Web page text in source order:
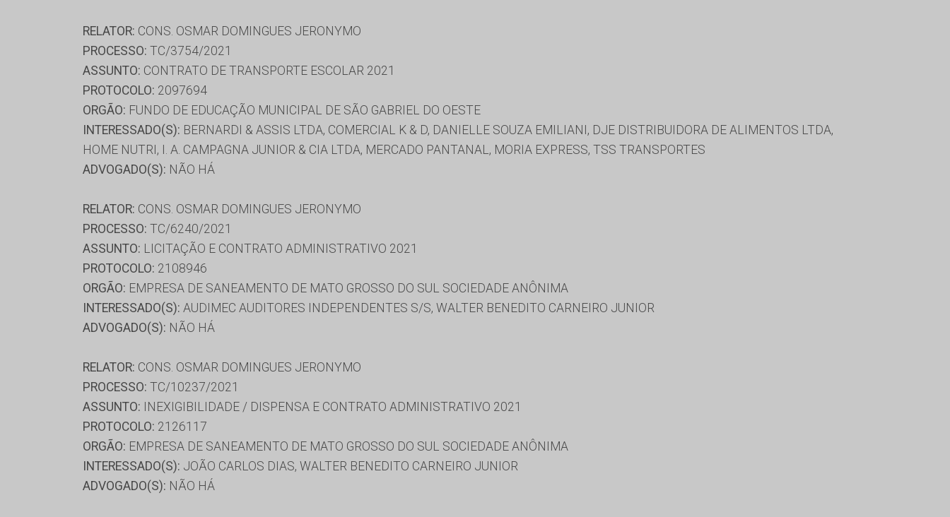
RELATOR: CONS. OSMAR DOMINGUES JERONYMO
PROCESSO: TC/3754/2021
ASSUNTO: CONTRATO DE TRANSPORTE ESCOLAR 2021
PROTOCOLO: 2097694
ORGÃO: FUNDO DE EDUCAÇÃO MUNICIPAL DE SÃO GABRIEL DO OESTE
INTERESSADO(S): BERNARDI & ASSIS LTDA, COMERCIAL K & D, DANIELLE SOUZA EMILIANI, DJE DISTRIBUIDORA DE ALIMENTOS LTDA,
HOME NUTRI, I. A. CAMPAGNA JUNIOR & CIA LTDA, MERCADO PANTANAL, MORIA EXPRESS, TSS TRANSPORTES
ADVOGADO(S): NÃO HÁ
RELATOR: CONS. OSMAR DOMINGUES JERONYMO
PROCESSO: TC/6240/2021
ASSUNTO: LICITAÇÃO E CONTRATO ADMINISTRATIVO 2021
PROTOCOLO: 2108946
ORGÃO: EMPRESA DE SANEAMENTO DE MATO GROSSO DO SUL SOCIEDADE ANÔNIMA
INTERESSADO(S): AUDIMEC AUDITORES INDEPENDENTES S/S, WALTER BENEDITO CARNEIRO JUNIOR
ADVOGADO(S): NÃO HÁ
RELATOR: CONS. OSMAR DOMINGUES JERONYMO
PROCESSO: TC/10237/2021
ASSUNTO: INEXIGIBILIDADE / DISPENSA E CONTRATO ADMINISTRATIVO 2021
PROTOCOLO: 2126117
ORGÃO: EMPRESA DE SANEAMENTO DE MATO GROSSO DO SUL SOCIEDADE ANÔNIMA
INTERESSADO(S): JOÃO CARLOS DIAS, WALTER BENEDITO CARNEIRO JUNIOR
ADVOGADO(S): NÃO HÁ